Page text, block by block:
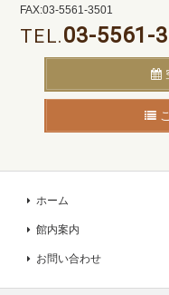
FAX:03-5561-3501
TEL.03-5561-
ホーム
館内案内
お問い合わせ